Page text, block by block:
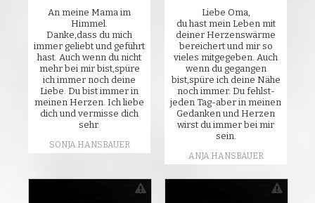
An meine Mama im
Himmel.
Danke,dass du mich
immer geliebt und geführt
hast. Auch wenn du nicht
mehr bei mir bist,spüre
ich immer noch deine
Liebe. Du bist immer in
meinen Herzen. Ich liebe
dich und vermisse dich
sehr.
SONJA HANSBAUER
Liebe Oma,
du hast mein Leben mit
deiner Herzenswärme
bereichert und mir so
vieles mitgegeben. Auch
wenn du gegangen
bist,spüre ich deine Nähe
noch immer. Du fehlst-
jeden Tag-aber in meinen
Gedanken und Herzen
wirst du immer bei mir
sein.
ANJA HANSBAUER